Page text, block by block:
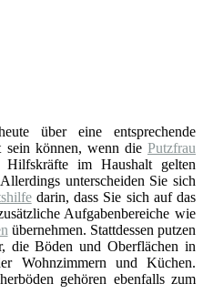
über eine entsprechende
sein können, wenn die Putzfrau
im Haushalt gelten
unterscheiden Sie sich
darin, dass Sie sich auf das
Aufgabenbereiche wie
übernehmen. Stattdessen putzen
die Böden und Oberflächen in
Wohnzimmern und Küchen.
gehören ebenfalls zum